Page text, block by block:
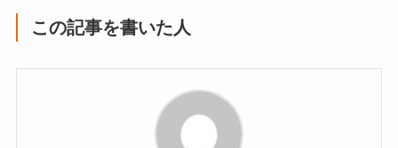
この記事を書いた人